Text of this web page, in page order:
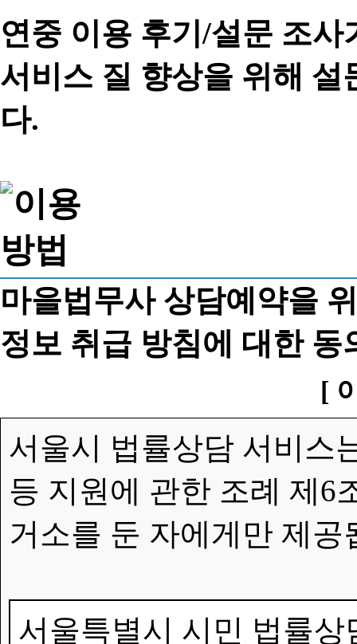
연중 이용 후기/설문 조
서비스 질 향상을 위해
다.
마을법무사 상담예약을
정보 취급 방침에 대한 동
[
서울시 법률상담 서비스
등 지원에 관한 조례 제6
거소를 둔 자에게만 제공
서울특별시 시민 법률